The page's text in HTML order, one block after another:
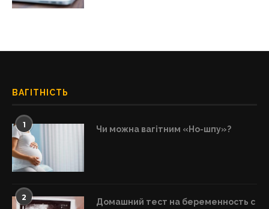
ВАГІТНІСТЬ
1 Чи можна вагітним «Но-шпу»?
2
Домашний тест на беременность с